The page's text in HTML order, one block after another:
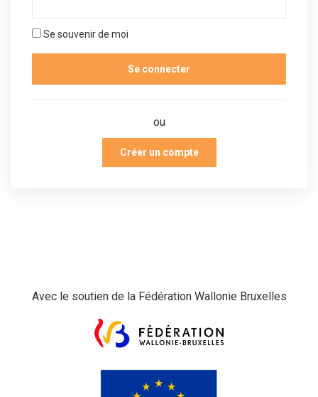
Se souvenir de moi
ou
Créer un compte
Avec le soutien de la Fédération Wallonie Bruxelles